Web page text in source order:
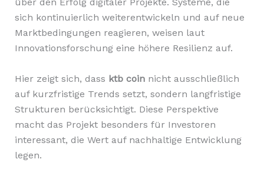
über den Erfolg digitaler Projekte. Systeme, die
sich kontinuierlich weiterentwickeln und auf neue
Marktbedingungen reagieren, weisen laut
Innovationsforschung eine höhere Resilienz auf.
Hier zeigt sich, dass ktb coinnicht ausschließlich
auf kurzfristige Trends setzt, sondern langfristige
Strukturen berücksichtigt. Diese Perspektive
macht das Projekt besonders für Investoren
interessant, die Wert auf nachhaltige Entwicklung
legen.